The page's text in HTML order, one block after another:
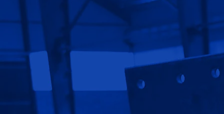
شهرک صنعتی بزرگ اصفهان، کارآفرینان 10
1152 111 0913